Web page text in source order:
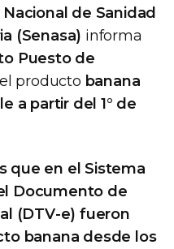
de Sanidad
(Senasa) informa
Puesto de
producto banana
a partir del 1° de
que en el Sistema
Documento de
(DTV-e) fueron
banana desde los